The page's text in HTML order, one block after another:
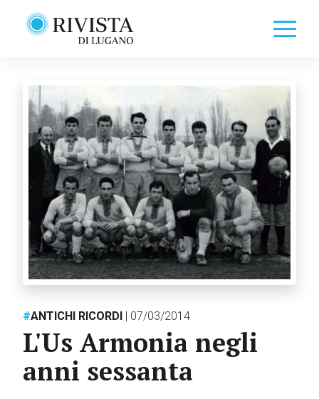
#ANTICHI RICORDI | 07/03/2014
L'Us Armonia negli
anni sessanta